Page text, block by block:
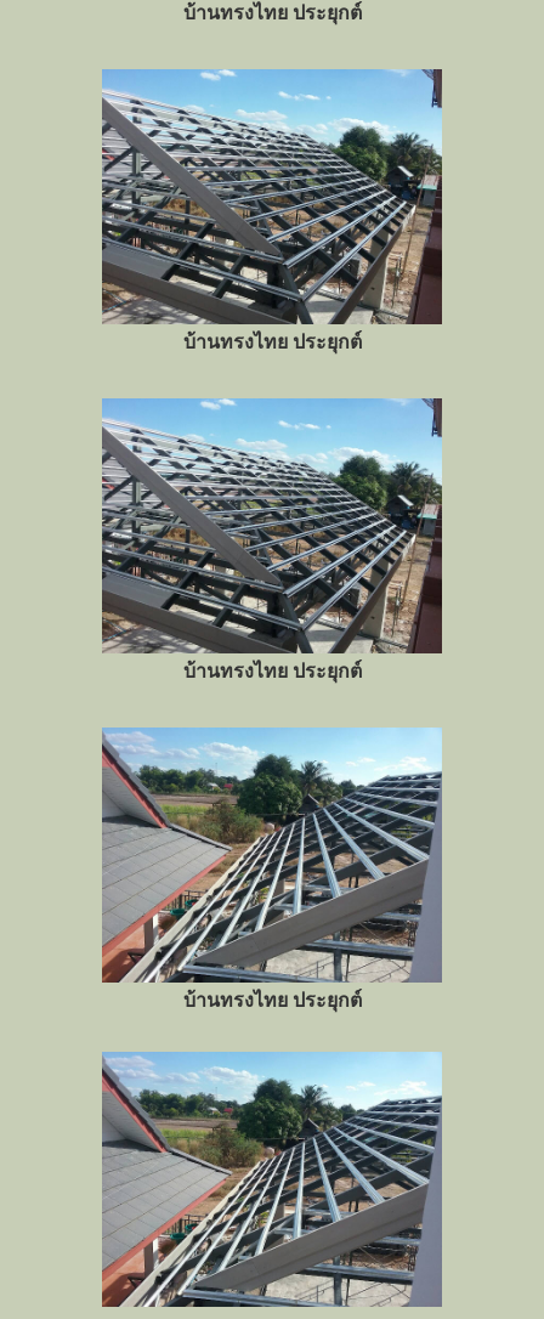
บ้านทรงไทย ประยุกต์
บ้านทรงไทย ประยุกต์
บ้านทรงไทย ประยุกต์
บ้านทรงไทย ประยุกต์